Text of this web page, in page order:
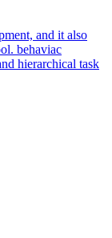
and it also
behaviac
hierarchical task